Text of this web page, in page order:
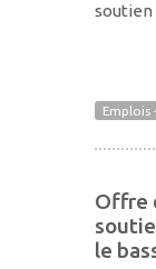
soutien
Emplois
Offre
le